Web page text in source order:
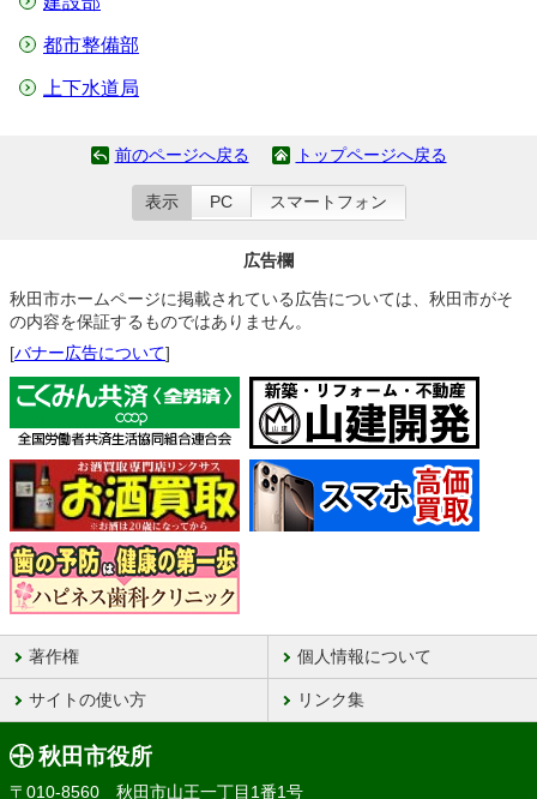
都市整備部
上下水道局
前のページへ戻る トップページへ戻る
表示 PC スマートフォン
広告欄
秋田市ホームページに掲載されている広告については、秋田市がそ
の内容を保証するものではありません。
[バナー広告について]
著作権 個人情報について
サイトの使い方 リンク集
秋田市役所
〒010-8560 秋田市山王一丁目1番1号